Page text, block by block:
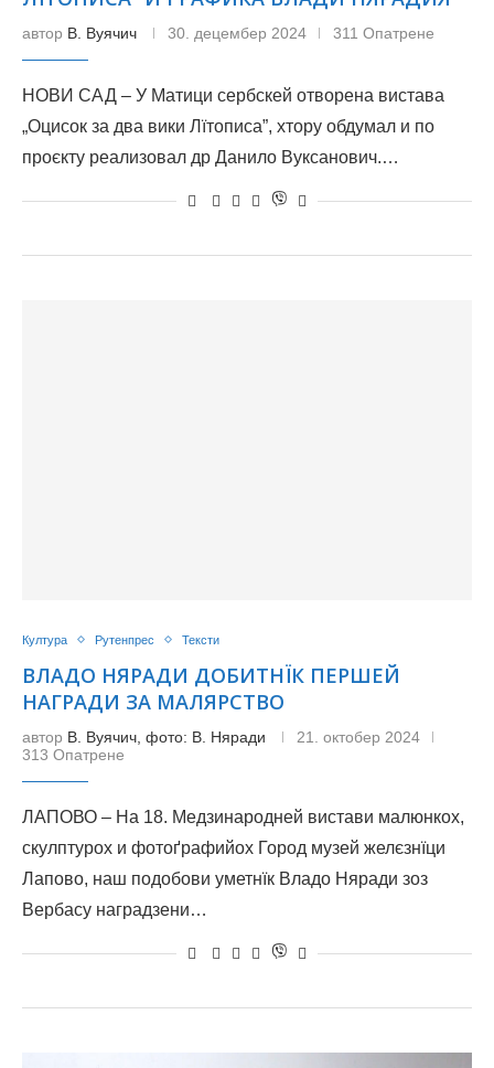
автор В. Вуячич 30. децембер 2024 311 Опатрене
НОВИ САД – У Матици сербскей отворена вистава
„Оцисок за два вики Лїтописа”, хтору обдумал и по
проєкту реализовал др Данило Вуксанович.…
Култура Рутенпрес Тексти
ВЛАДО НЯРАДИ ДОБИТНЇК ПЕРШЕЙ
НАГРАДИ ЗА МАЛЯРСТВО
автор В. Вуячич, фото: В. Няради
21. октобер 2024
313 Опатрене
ЛАПОВО – На 18. Медзинародней вистави малюнкох,
скулптурох и фотоґрафийох Город музей желєзнїци
Лапово, наш подобови уметнїк Владо Няради зоз
Вербасу наградзени…